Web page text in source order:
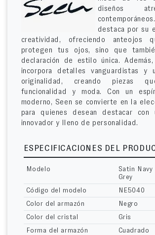
diseños
destaca por su
creatividad, ofreciendo anteojos
protegen tus ojos, sino que
declaración de estilo única.
incorpora detalles vanguardistas y
originalidad, creando piezas
funcionalidad y moda. Con un
moderno, Seen se convierte en la
para quienes desean destacar con
innovador y lleno de personalidad.
ESPECIFICACIONES DEL
Modelo
Satin Navy
Grey
Código del modelo
NE5040
Color del armazón
Negro
Color del cristal
Gris
Forma del armazón
Cuadrado